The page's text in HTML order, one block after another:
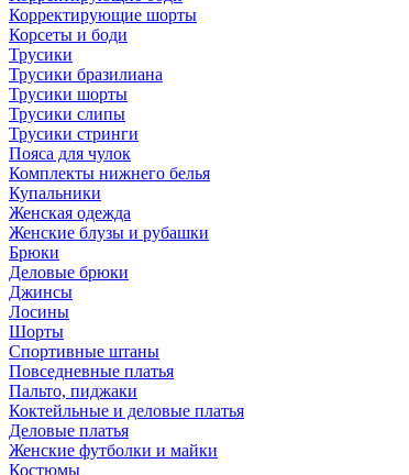
Корректирующие шорты
Корсеты и боди
Трусики
Трусики бразилиана
Трусики шорты
Трусики слипы
Трусики стринги
Пояса для чулок
Комплекты нижнего белья
Купальники
Женская одежда
Женские блузы и рубашки
Брюки
Деловые брюки
Джинсы
Лосины
Шорты
Спортивные штаны
Повседневные платья
Пальто, пиджаки
Коктейльные и деловые платья
Деловые платья
Женские футболки и майки
Костюмы